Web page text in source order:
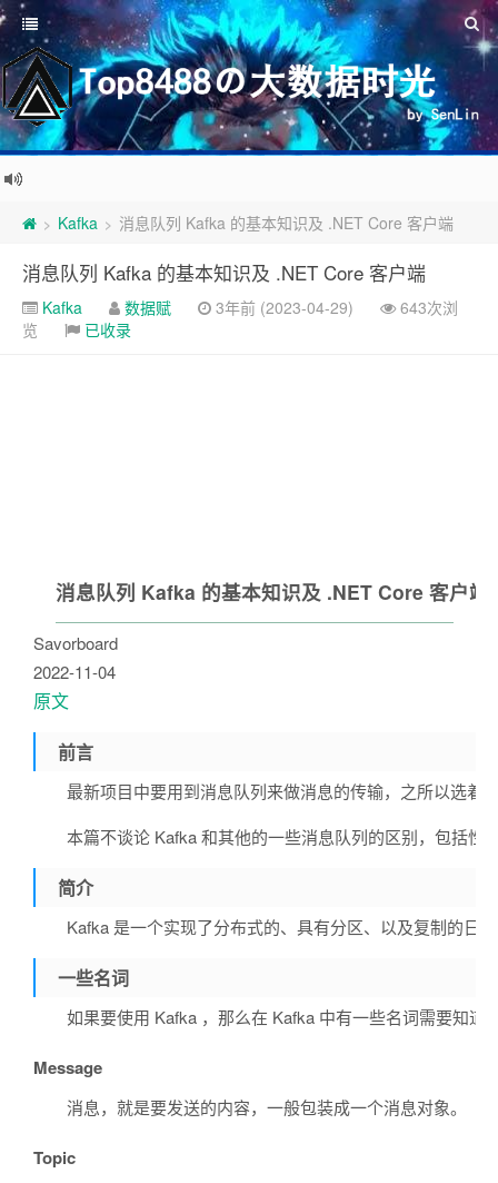
> Kafka > 消息队列 Kafka 的基本知识及 .NET Core 客户端
消息队列 Kafka 的基本知识及 .NET Core 客户端
Kafka 数据赋 3年前 (2023-04-29)
643次浏
览
已收录
消息队列 Kafka 的基本知识及 .NET Core 客户端
Savorboard
2022-11-04
原文
前言
最新项目中要用到消息队列来做消息的传输，之所以选着
本篇不谈论 Kafka 和其他的一些消息队列的区别，包括性
简介
Kafka 是一个实现了分布式的、具有分区、以及复制的日
一些名词
如果要使用 Kafka ，那么在 Kafka 中有一些名词需要知
Message
消息，就是要发送的内容，一般包装成一个消息对象。
Topic